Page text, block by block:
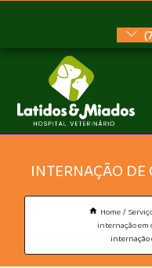
INTERNAÇÃO
Home
internação
internação